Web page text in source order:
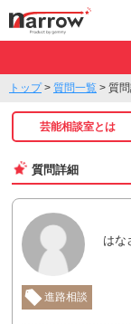
トップ> 質問一覧 > 質
芸能相談室とは
質問詳細
はな
進路相談